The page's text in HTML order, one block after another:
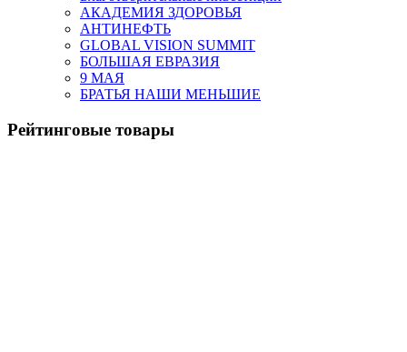
АКАДЕМИЯ ЗДОРОВЬЯ
АНТИНЕФТЬ
GLOBAL VISION SUMMIT
БОЛЬШАЯ ЕВРАЗИЯ
9 МАЯ
БРАТЬЯ НАШИ МЕНЬШИЕ
Рейтинговые товары